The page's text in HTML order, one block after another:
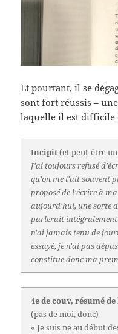
Et pourtant, il se
sont fort réussis –
laquelle il est difficile
Incipit(et peut-être
J'ai toujours refusé
qu'on me l'ait souvent
proposé de l'écrire à
aujourd'hui, une sorte
parlerait
n'ai jamais tenu de
essayé, je n'ai pas
constitue donc ma
4e de couv, résumé
(pas de moi, donc)
« Je suis né au début